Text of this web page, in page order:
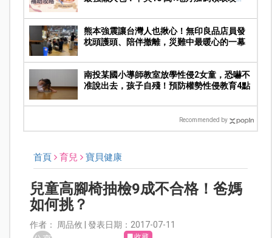
熊本強震讓台灣人也揪心！無印良品店員發
枕頭護頭、陪伴撤離，災難中最暖心的一幕
南投某國小導師教室放學性侵2女童，恐嚇不
准說出去，孩子自殘！預防權勢性侵教育4點
Recommended by
首頁 育兒 寶貝健康
兒童高腳椅抽檢9成不合格！爸媽
如何挑？
作者： 周品攸 | 發表日期：2017-07-11